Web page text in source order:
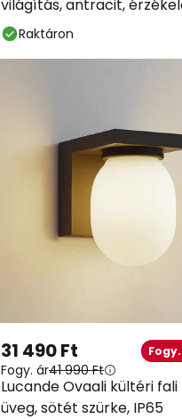
világítás, antracit,
IP44Raktáron
Lucande Ovaali kültéri
üveg, sötét szürke, IP65
31 490 Ft
Fogy. ár41 990 Ft